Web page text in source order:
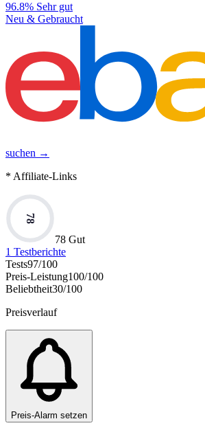
96.8% Sehr gut
Neu & Gebraucht
suchen →
* Affiliate-Links
78
78 Gut
1 Testberichte
Tests97/100
Preis-Leistung100/100
Beliebtheit30/100
Preisverlauf
Preis-Alarm setzen